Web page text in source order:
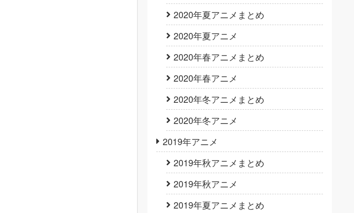
2020年夏アニメまとめ
2020年夏アニメ
2020年春アニメまとめ
2020年春アニメ
2020年冬アニメまとめ
2020年冬アニメ
2019年アニメ
2019年秋アニメまとめ
2019年秋アニメ
2019年夏アニメまとめ